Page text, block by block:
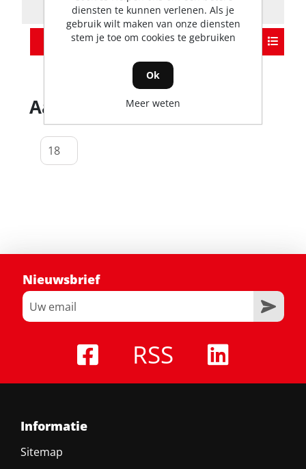
Varianten weergeven (3)
Aantal producten tonen
Nieuwsbrief
RSS
Informatie
Sitemap
diensten te kunnen verlenen. Als je
gebruik wilt maken van onze diensten
stem je toe om cookies te gebruiken
Ok
Meer weten